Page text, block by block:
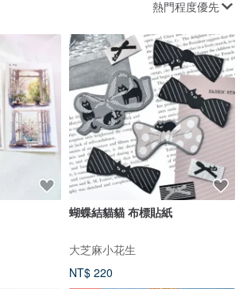
熱門程度優先
蝴蝶結貓貓 布標貼紙
大芝麻小花生
NT$ 220